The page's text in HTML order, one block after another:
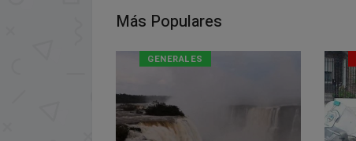
Más Populares
GENERALES